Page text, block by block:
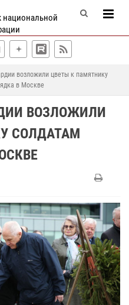
национальной
возложили цветы к памятнику
в Москве
ВОЗЛОЖИЛИ
СОЛДАТАМ